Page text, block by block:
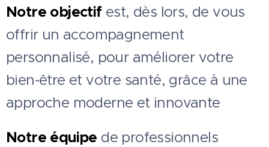
Notre objectifest, dès lors, de vous
offrir un accompagnement
personnalisé, pour améliorer votre
bien-être et votre santé, grâce à une
approche moderne et innovante
Notre équipe de professionnels